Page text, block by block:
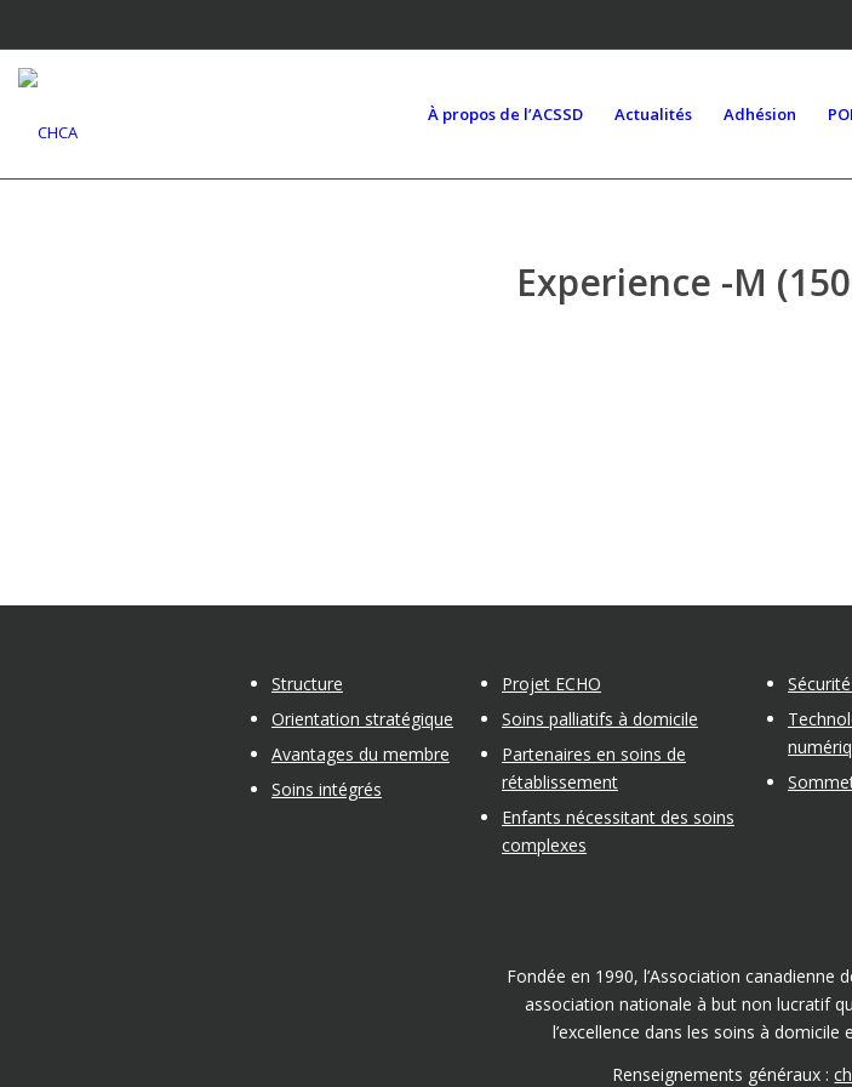
À propos de l’ACSSD Actualités Adhésion
Experience -M
Structure
Orientation stratégique
Avantages du membre
Soins intégrés
Projet ECHO
Soins palliatifs à domicile
Partenaires en soins de
rétablissement
Enfants nécessitant des soins
complexes
Fondée en 1990, l’Association canadienne
association nationale à but non lucratif
l’excellence dans les soins à
Renseignements généraux :